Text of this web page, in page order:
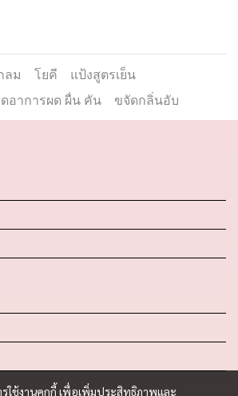
ลม โยคี
แป้งสูตรเย็น
อาการผด ผื่น คัน ขจัดกลิ่นอับ
รใช้งานคุกกี้ เพื่อเพิ่มประสิทธิภาพและ